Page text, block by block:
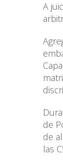
A
de
de
las